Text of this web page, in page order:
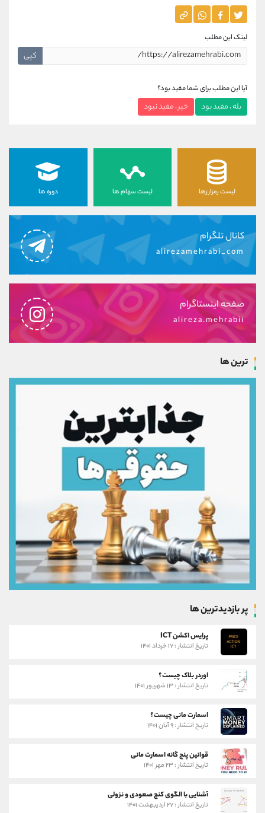
لینک این مطلب
کپی
آیا این مطلب برای شما مفید بود؟
بله ، مفید بود خیر ، مفید نبود
لیست رمزارزها لیست سهام ها دوره ها
کانال تلگرام
alirezamehrabi_com
صفحه اینستاگرام
alireza.mehrabii
ترین ها
پر بازدیدترین ها
پرایس اکشن ICT
تاریخ انتشار : ۱۷ خرداد ۱۴۰۱
اوردر بلاک چیست؟
تاریخ انتشار : ۱۳ شهریور ۱۴۰۱
اسمارت مانی چیست؟
تاریخ انتشار : ۹ آبان ۱۴۰۱
قوانین پنج گانه اسمارت مانی
تاریخ انتشار : ۲۳ مهر ۱۴۰۱
آشنایی با الگوی کنج صعودی و نزولی
تاریخ انتشار : ۲۷ اردیبهشت ۱۴۰۱